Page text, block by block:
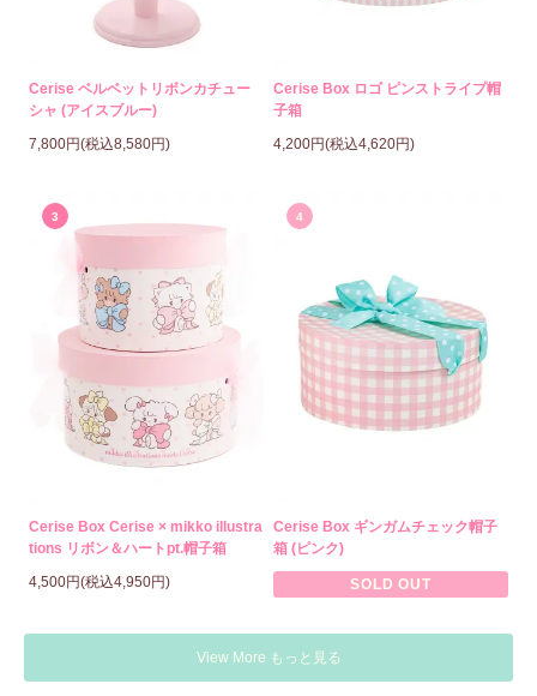
Cerise ベルベットリボンカチュー
シャ (アイスブルー)
7,800円(税込8,580円)
Cerise Box ロゴ ピンストライプ帽
子箱
4,200円(税込4,620円)
3
Cerise Box Cerise × mikko illustra
tions リボン＆ハートpt.帽子箱
4,500円(税込4,950円)
4
Cerise Box ギンガムチェック帽子
箱 (ピンク)
SOLD OUT
View More もっと見る